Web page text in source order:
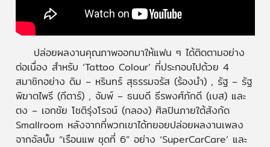
ปล่อยผลงานคุณภาพออกมาให้แฟน ๆ ได้ติดตามอย่าง
ต่อเนื่อง สำหรับ ‘Tattoo Colour’ ที่ประกอบไปด้วย 4
สมาชิกอย่าง ดิม – หรินทร์ สุธรรมจรัส (ร้องนำ) , รัฐ – รัฐ
พิฆาตไพรี (กีตาร์) , จัมพ์ – ธนบดี ธีรพงศ์ภักดี (เบส) และ
ตง – เอกชัย โชติรุ่งโรจน์ (กลอง) ศิลปินภายใต้สังกัด
Smallroom หลังจากที่พวกเขาได้ทยอยปล่อยผลงานเพลง
จากอัลบั้ม “เรือนแพ ชุดที่ 6” อย่าง ‘SuperCarCare’ และ